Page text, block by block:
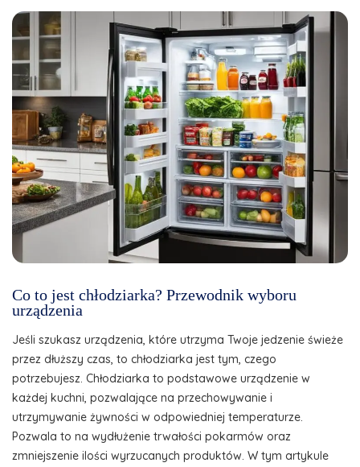
Co to jest chłodziarka? Przewodnik wyboru
urządzenia
Jeśli szukasz urządzenia, które utrzyma Twoje jedzenie świeże
przez dłuższy czas, to chłodziarka jest tym, czego
potrzebujesz. Chłodziarka to podstawowe urządzenie w
każdej kuchni, pozwalające na przechowywanie i
utrzymywanie żywności w odpowiedniej temperaturze.
Pozwala to na wydłużenie trwałości pokarmów oraz
zmniejszenie ilości wyrzucanych produktów. W tym artykule